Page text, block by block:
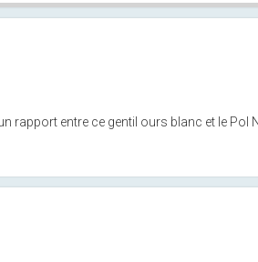
rapport entre ce gentil ours blanc et le Pol